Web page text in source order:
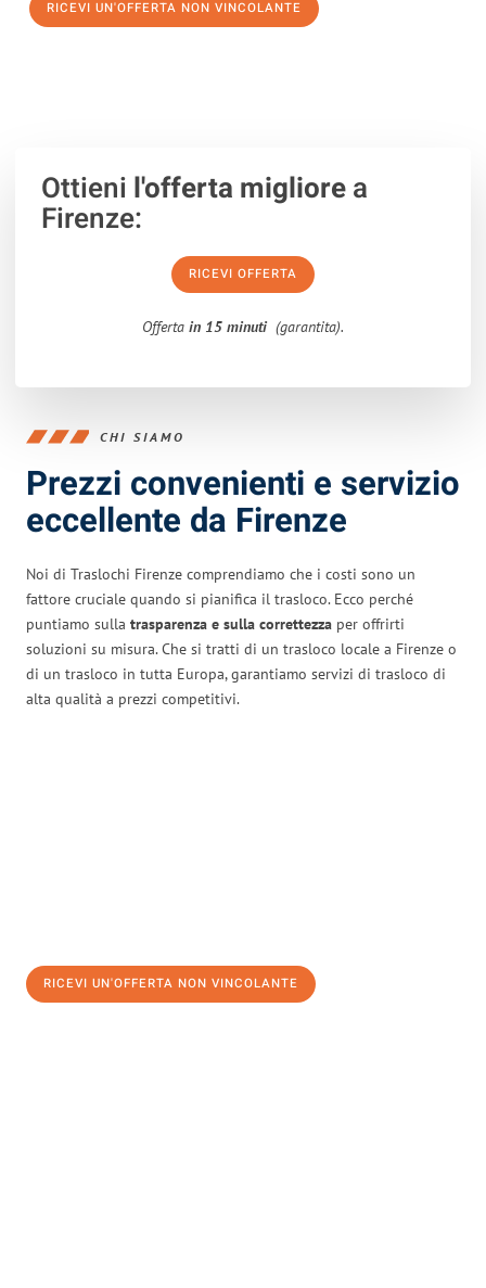
RICEVI UN'OFFERTA NON VINCOLANTE
Ottieni l'offerta migliorea
Firenze:
RICEVI OFFERTA
Offerta in 15 minuti (garantita).
CHI SIAMO
Prezzi convenienti e servizio
eccellente da Firenze
Noi di Traslochi Firenze comprendiamo che i costi sono un
fattore cruciale quando si pianifica il trasloco. Ecco perché
puntiamo sulla trasparenza e sulla correttezza per offrirti
soluzioni su misura. Che si tratti di un trasloco locale a Firenze o
di un trasloco in tutta Europa, garantiamo servizi di trasloco di
alta qualità a prezzi competitivi.
RICEVI UN'OFFERTA NON VINCOLANTE